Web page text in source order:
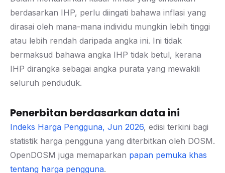
berdasarkan IHP, perlu diingati bahawa inflasi yang
dirasai oleh mana-mana individu mungkin lebih tinggi
atau lebih rendah daripada angka ini. Ini tidak
bermaksud bahawa angka IHP tidak betul, kerana
IHP dirangka sebagai angka purata yang mewakili
seluruh penduduk.
Penerbitan berdasarkan data ini
Indeks Harga Pengguna, Jun 2026, edisi terkini bagi
statistik harga pengguna yang diterbitkan oleh DOSM.
OpenDOSM juga memaparkan papan pemuka khas
tentang harga pengguna.